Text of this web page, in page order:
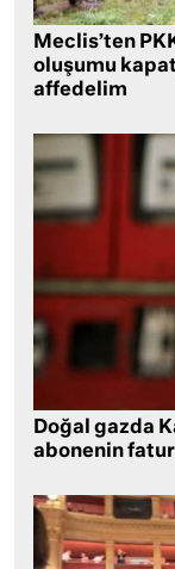
Meclis’ten
oluşumu
affedelim
Doğal gazda
abonenin